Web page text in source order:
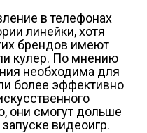
в телефонах
линейки, хотя
брендов имеют
кулер. По мнению
необходима для
более эффективно
они смогут дольше
видеоигр.